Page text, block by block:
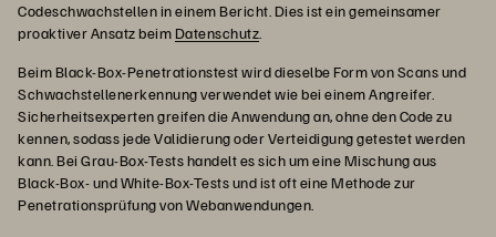
Codeschwachstellen in einem Bericht. Dies ist ein gemeinsamer
proaktiver Ansatz beimDatenschutz.
Beim Black-Box-Penetrationstest wird dieselbe Form von Scans und
Schwachstellenerkennung verwendet wie bei einem Angreifer.
Sicherheitsexperten greifen die Anwendung an, ohne den Code zu
kennen, sodass jede Validierung oder Verteidigung getestet werden
kann. Bei Grau-Box-Tests handelt es sich um eine Mischung aus
Black-Box- und White-Box-Tests und ist oft eine Methode zur
Penetrationsprüfung von Webanwendungen.